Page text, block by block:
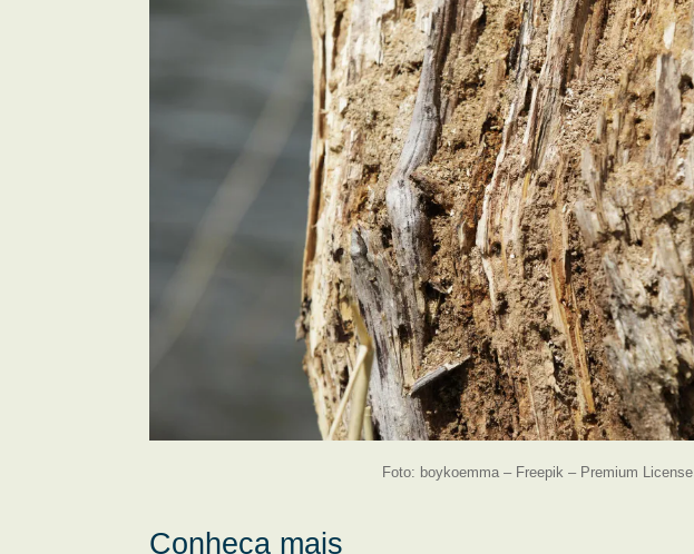
Foto: boykoemma – Freepik – Premium License
Conheça mais